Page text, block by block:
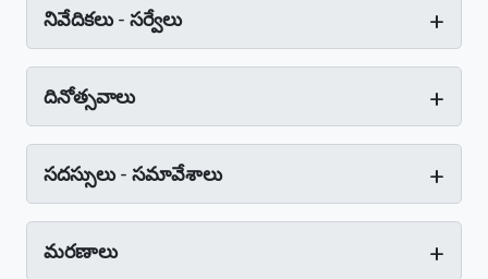
నివేదికలు - సర్వేలు +
దినోత్సవాలు +
సదస్సులు - సమావేశాలు +
మరణాలు +